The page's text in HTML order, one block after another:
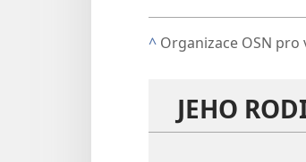
^ Organizace OSN
JEHO